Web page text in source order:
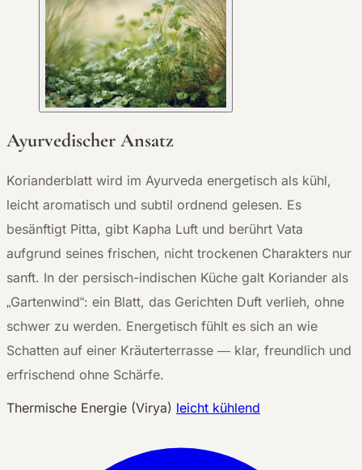
Ayurvedischer Ansatz
Korianderblatt wird im Ayurveda energetisch als kühl,
leicht aromatisch und subtil ordnend gelesen. Es
besänftigt Pitta, gibt Kapha Luft und berührt Vata
aufgrund seines frischen, nicht trockenen Charakters nur
sanft. In der persisch-indischen Küche galt Koriander als
„Gartenwind“: ein Blatt, das Gerichten Duft verlieh, ohne
schwer zu werden. Energetisch fühlt es sich an wie
Schatten auf einer Kräuterterrasse — klar, freundlich und
erfrischend ohne Schärfe.
Thermische Energie (Virya) leicht kühlend